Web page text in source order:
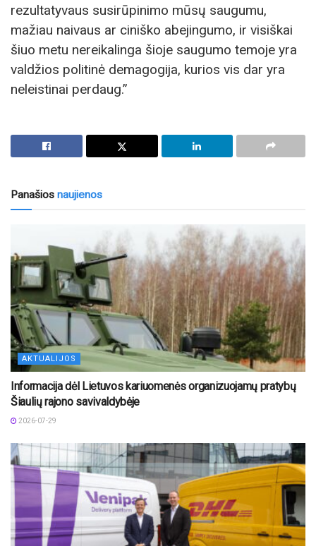
rezultatyvaus susirūpinimo mūsų saugumu,
mažiau naivaus ar ciniško abejingumo, ir visiškai
šiuo metu nereikalinga šioje saugumo temoje yra
valdžios politinė demagogija, kurios vis dar yra
neleistinai perdaug.”
Panašios naujienos
AKTUALIJOS
Informacija dėl Lietuvos kariuomenės organizuojamų pratybų
Šiaulių rajono savivaldybėje
2026-07-29